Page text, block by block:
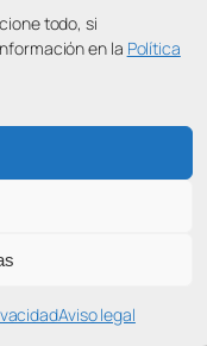
todo, si
en la Política
Aviso legal